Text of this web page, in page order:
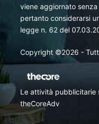
viene aggiornato
pertanto considerarsi
legge n. 62 del
Copyright ©2026 -
Le attività pubblicitarie
theCoreAdv